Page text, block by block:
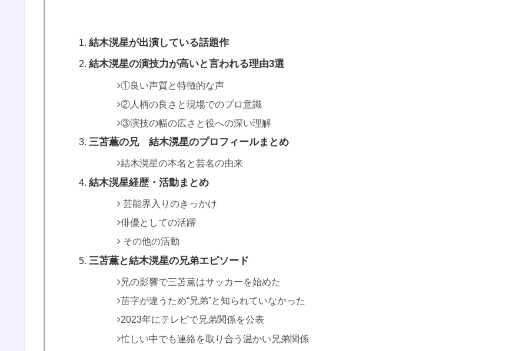
結木滉星が出演している話題作
結木滉星の演技力が高いと言われる理由3選
①良い声質と特徴的な声
②人柄の良さと現場でのプロ意識
③演技の幅の広さと役への深い理解
三苫薫の兄 結木滉星のプロフィールまとめ
結木滉星の本名と芸名の由来
結木滉星経歴・活動まとめ
芸能界入りのきっかけ
俳優としての活躍
その他の活動
三苫薫と結木滉星の兄弟エピソード
兄の影響で三苫薫はサッカーを始めた
苗字が違うため“兄弟”と知られていなかった
2023年にテレビで兄弟関係を公表
忙しい中でも連絡を取り合う温かい兄弟関係